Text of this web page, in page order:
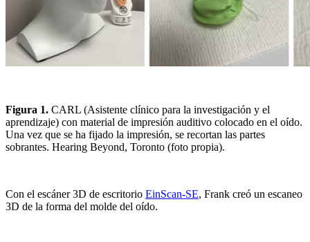
Figura 1. CARL (Asistente clínico para la investigación y el
aprendizaje) con material de impresión auditivo colocado en el oído.
Una vez que se ha fijado la impresión, se recortan las partes
sobrantes. Hearing Beyond, Toronto (foto propia).
Con el escáner 3D de escritorio EinScan-SE, Frank creó un escaneo
3D de la forma del molde del oído.